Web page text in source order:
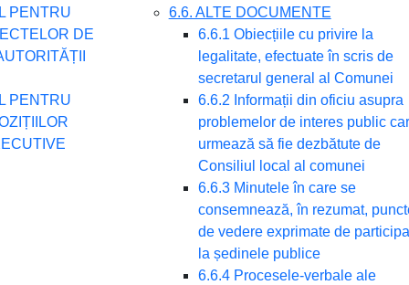
PENTRU
DE
PENTRU
6.6. ALTE DOCUMENTE
6.6.1 Obiecțiile cu privire la
legalitate, efectuate în scris de
secretarul general al Comunei
6.6.2 Informații din oficiu asupra
problemelor de interes public
urmează să fie dezbătute de
Consiliul local al comunei
6.6.3 Minutele în care se
consemnează, în rezumat,
de vedere exprimate de
la ședinele publice
6.6.4 Procesele-verbale ale